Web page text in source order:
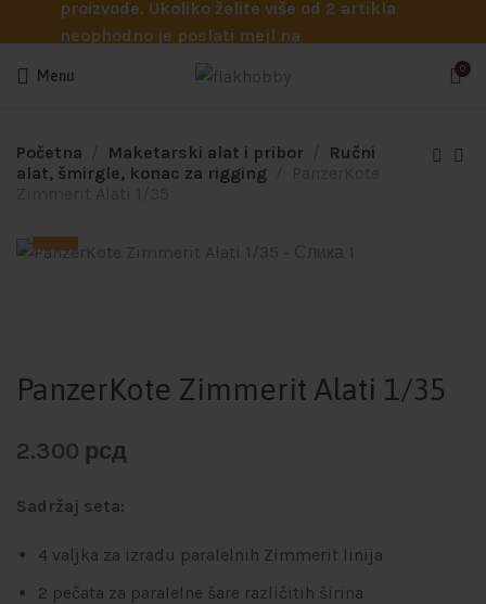
proizvode. Ukoliko želite više od 2 artikla
neophodno je poslati mejl na
potrebna pomoć oko odabira.
Menu 0
Početna Maketarski alat i pribor
Ručni
alat, šmirgle, konac za rigging
PanzerKote Zimmerit Alati 1/35
2.300 рсд
Sadržaj seta:
4 valjka za izradu paralelnih Zimmerit linija
2 pečata za paralelne šare različitih širina